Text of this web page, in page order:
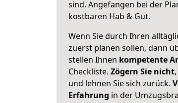
sind. Angefangen bei der
kostbaren Hab & Gut.
Wenn Sie durch Ihren
zuerst planen sollen, dann
stellen Ihnen kompetente
Checkliste. Zögern Sie nicht
und lehnen Sie sich zurück.
Erfahrung in der